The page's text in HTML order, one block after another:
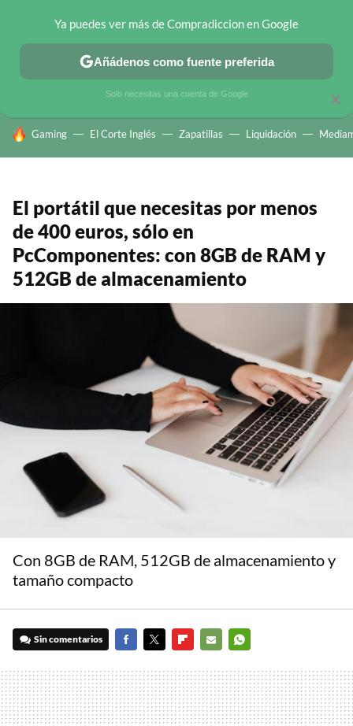
CHOLLOS TELEGRAM OFERTAS EN MÓVILES OFERTAS EN
HOY SE HABLA DE
Gaming El Corte Inglés Zapatillas Liquidación
El portátil que necesitas por menos
de 400 euros, sólo en
PcComponentes: con 8GB de RAM y
512GB de almacenamiento
Con 8GB de RAM, 512GB de almacenamiento y
tamaño compacto
Sin comentarios
MAIL
×
Ya puedes ver más de Compradiccion en Google
Añádenos como fuente preferida
Solo necesitas una cuenta de Google